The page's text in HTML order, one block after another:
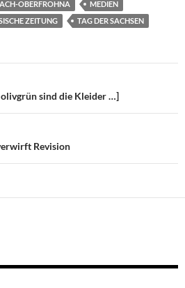
OBERFROHNA
MEDIEN
ZEITUNG TAG DER SACHSEN
sind die Kleider …]
Revision